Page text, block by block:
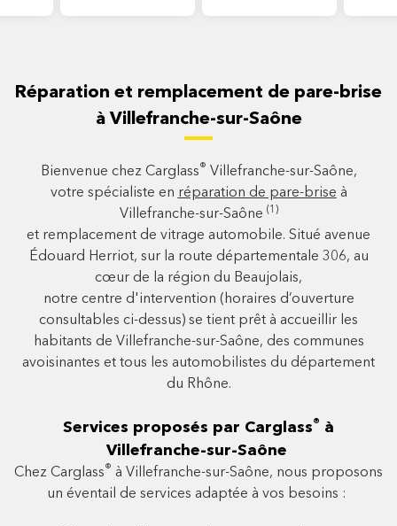
Réparation et remplacement de pare-brise
à Villefranche-sur-Saône
Bienvenue chez Carglass® Villefranche-sur-Saône,
votre spécialiste en réparation de pare-brise à
Villefranche-sur-Saône (1)
et remplacement de vitrage automobile. Situé avenue
Édouard Herriot, sur la route départementale 306, au
cœur de la région du Beaujolais,
notre centre d'intervention (horaires d’ouverture
consultables ci-dessus) se tient prêt à accueillir les
habitants de Villefranche-sur-Saône, des communes
avoisinantes et tous les automobilistes du département
du Rhône.
Services proposés par Carglass® à
Villefranche-sur-Saône
Chez Carglass® à Villefranche-sur-Saône, nous proposons
un éventail de services adaptée à vos besoins :